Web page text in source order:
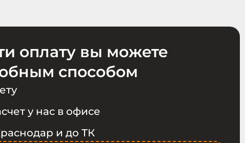
оплату вы можете
способом
у нас в офисе
и до ТК